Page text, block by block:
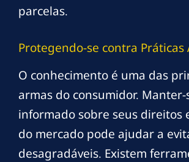
parcelas.
Protegendo-se contra Práticas
O conhecimento é uma das
armas do consumidor. Manter-
informado sobre seus direitos
do mercado pode ajudar a
desagradáveis. Existem